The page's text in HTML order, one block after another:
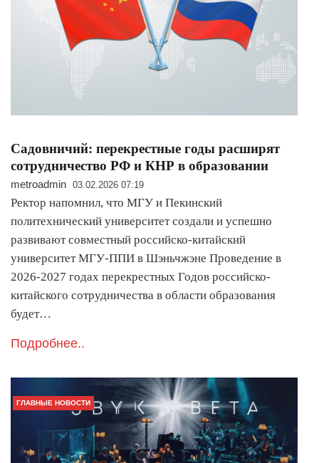
Садовничий: перекрестные годы расширят
сотрудничество РФ и КНР в образовании
metroadmin 03.02.2026 07:19
Ректор напомнил, что МГУ и Пекинский
политехнический университет создали и успешно
развивают совместный российско-китайский
университет МГУ-ППИ в Шэньчжэне Проведение в
2026-2027 годах перекрестных Годов российско-
китайского сотрудничества в области образования
будет…
Подробнее..
ГЛАВНЫЕ НОВОСТИ